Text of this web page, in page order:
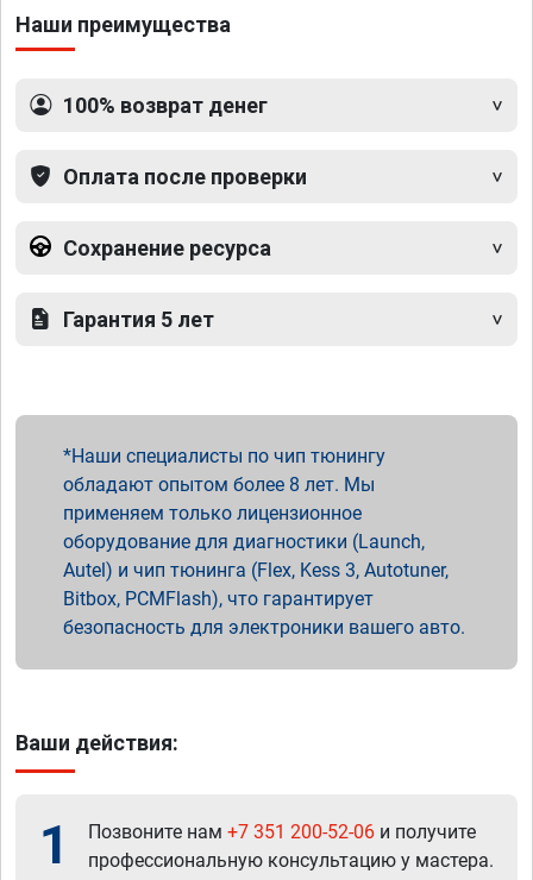
Наши преимущества
100% возврат денег
Оплата после проверки
Сохранение ресурса
Гарантия 5 лет
Наши специалисты по чип тюнингу
обладают опытом более 8 лет. Мы
применяем только лицензионное
оборудование для диагностики (Launch,
Autel) и чип тюнинга (Flex, Kess 3, Autotuner,
Bitbox, PCMFlash), что гарантирует
безопасность для электроники вашего авто.
Ваши действия:
1 Позвоните нам +7 351 200-52-06 и получите
профессиональную консультацию у мастера.